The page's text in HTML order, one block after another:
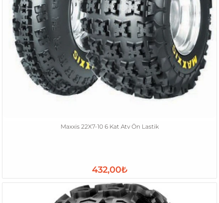
Maxxis 22X7-10 6 Kat Atv Ön Lastik
432,00₺